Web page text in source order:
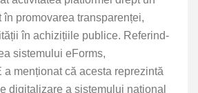
în promovarea transparenței,
în achizițiile publice. Referind-
sistemului eForms,
a menționat că acesta reprezintă
digitalizare a sistemului național